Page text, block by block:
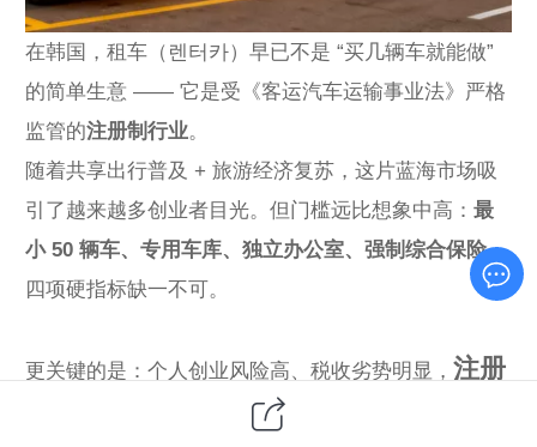
在韩国，租车（렌터카）早已不是 “买几辆车就能做”
的简单生意 —— 它是受《客运汽车运输事业法》严格
监管的注册制行业。
随着共享出行普及 + 旅游经济复苏，这片蓝海市场吸
引了越来越多创业者目光。但门槛远比想象中高： 最
小 50 辆车、专用车库、独立办公室、强制综合保险，
四项硬指标缺一不可。
更关键的是：个人创业风险高、税收劣势明显， 注册
才是合规创业的唯一主流选择